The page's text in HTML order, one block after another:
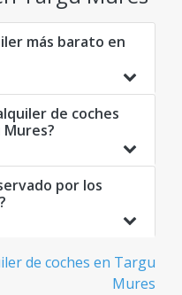
más barato en
de coches
por los
de coches en Targu
Mures